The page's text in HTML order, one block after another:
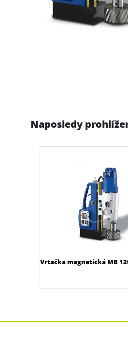
Naposledy
Vrtačka magnetická MB